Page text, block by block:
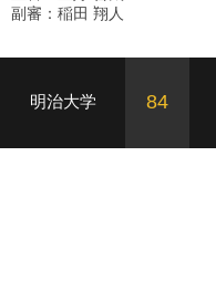
副審：稲田 翔人
明治大学 84